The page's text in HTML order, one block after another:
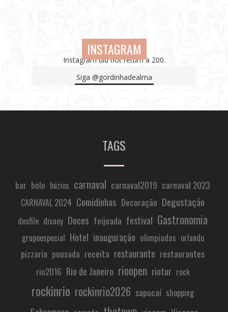
INSTAGRAM
Instagram did not return a 200.
Siga @gordinhadealma
TAGS
bar bolo búzios carnaval carnaval2019 carnaval 2023
CARNAVAL 2024 Comidinhas Decoração Degustação
desfile disney Doces feijoada festival Gastronomia
grupoespecial Hotel inauguração olimpiadas orlando
pizzaria pousada receita restaurante restaurantes
rio2016 Rio de Janeiro rioopen riotur rock
rockinrio rockinrio2026 sapucaí shopping